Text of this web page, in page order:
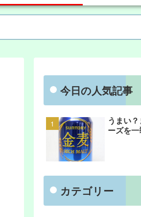
今日の人気記事
うまい
ーズを一
カテゴリー